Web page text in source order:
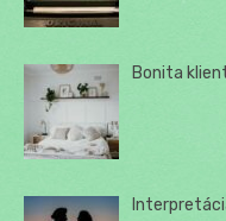
Bonita